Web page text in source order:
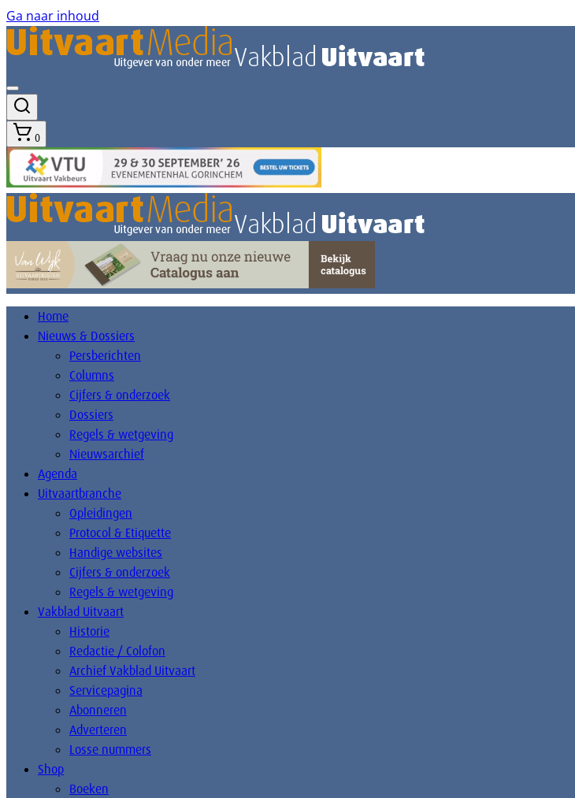
Ga naar inhoud
0
Home
Nieuws & Dossiers
Persberichten
Columns
Cijfers & onderzoek
Dossiers
Regels & wetgeving
Nieuwsarchief
Agenda
Uitvaartbranche
Opleidingen
Protocol & Etiquette
Handige websites
Cijfers & onderzoek
Regels & wetgeving
Vakblad Uitvaart
Historie
Redactie / Colofon
Archief Vakblad Uitvaart
Servicepagina
Abonneren
Adverteren
Losse nummers
Shop
Boeken